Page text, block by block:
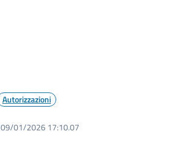
Autorizzazioni
09/01/2026 17:10.07